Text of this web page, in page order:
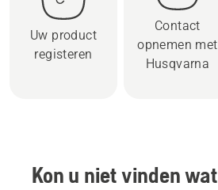
Uw product
registeren
Contact
opnemen met
Husqvarna
Kon u niet vinden